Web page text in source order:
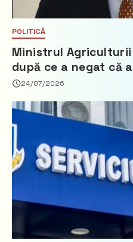
POLITICĂ
Ministrul
după ce a negat că
Partidul Democrat
24/07/2026